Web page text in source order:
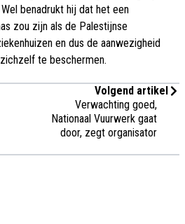
benadrukt hij dat het een
zou zijn als de Palestijnse
en dus de aanwezigheid
te beschermen.
Volgend artikel
Verwachting goed,
Nationaal Vuurwerk gaat
door, zegt organisator